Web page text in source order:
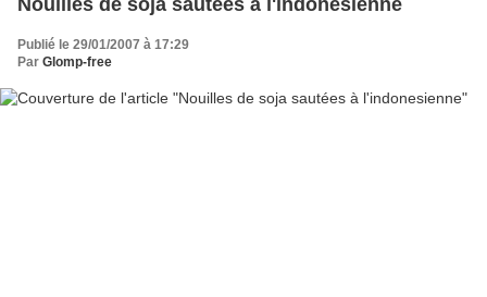
Nouilles de soja sautées à l'indonesienne
Publié le 29/01/2007 à 17:29
Par Glomp-free